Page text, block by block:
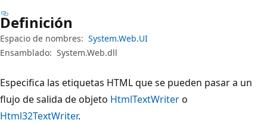
Definición
Espacio de nombres: System.Web.UI
Ensamblado: System.Web.dll
Especifica las etiquetas HTML que se pueden pasar a un
flujo de salida de objeto HtmlTextWritero
Html32TextWriter.